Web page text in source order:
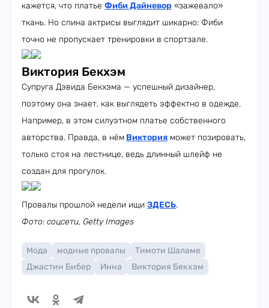
кажется, что платье Фиби Дайневор «зажевало»
ткань. Но спина актрисы выглядит шикарно: Фиби
точно не пропускает тренировки в спортзале.
Виктория Бекхэм
Супруга Дэвида Бекхэма — успешный дизайнер,
поэтому она знает, как выглядеть эффектно в одежде.
Например, в этом силуэтном платье собственного
авторства. Правда, в нём Виктория может позировать,
только стоя на лестнице, ведь длинный шлейф не
создан для прогулок.
Провалы прошлой недели ищи ЗДЕСЬ.
Фото: соцсети, Getty Images
Мода модные провалы
Тимоти Шаламе
Джастин Бибер
Инна Виктория Бекхэм